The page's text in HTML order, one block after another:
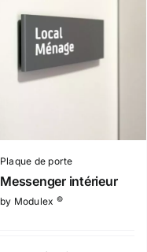
Plaque de porte
Messenger intérieur
by Modulex ©